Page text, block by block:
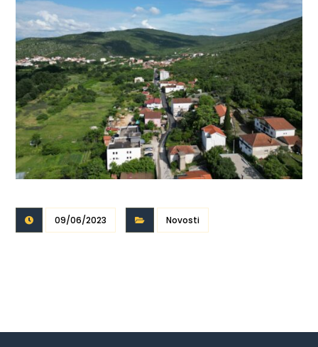
09/06/2023 Novosti